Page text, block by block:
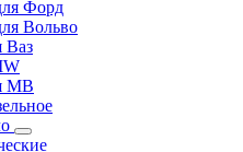
Форд
Вольво
Ваз
MB